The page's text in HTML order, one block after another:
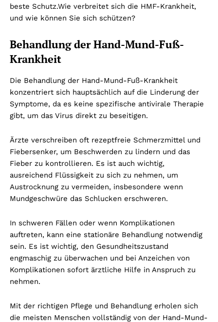
beste Schutz.Wie verbreitet sich die HMF-Krankheit,
und wie können Sie sich schützen?
Behandlung der Hand-Mund-Fuß-
Krankheit
Die Behandlung der Hand-Mund-Fuß-Krankheit
konzentriert sich hauptsächlich auf die Linderung der
Symptome, da es keine spezifische antivirale Therapie
gibt, um das Virus direkt zu beseitigen.
Ärzte verschreiben oft rezeptfreie Schmerzmittel und
Fiebersenker, um Beschwerden zu lindern und das
Fieber zu kontrollieren. Es ist auch wichtig,
ausreichend Flüssigkeit zu sich zu nehmen, um
Austrocknung zu vermeiden, insbesondere wenn
Mundgeschwüre das Schlucken erschweren.
In schweren Fällen oder wenn Komplikationen
auftreten, kann eine stationäre Behandlung notwendig
sein. Es ist wichtig, den Gesundheitszustand
engmaschig zu überwachen und bei Anzeichen von
Komplikationen sofort ärztliche Hilfe in Anspruch zu
nehmen.
Mit der richtigen Pflege und Behandlung erholen sich
die meisten Menschen vollständig von der Hand-Mund-